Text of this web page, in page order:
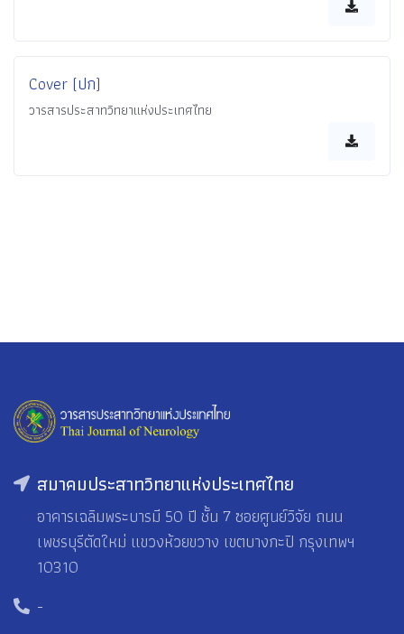
Cover (ปก)
วารสารประสาทวิทยาแห่งประเทศไทย
สมาคมประสาทวิทยาแห่งประเทศไทย
อาคารเฉลิมพระบารมี 50 ปี ชั้น 7 ซอยศูนย์วิจัย ถนน
เพชรบุรีตัดใหม่ แขวงห้วยขวาง เขตบางกะปิ กรุงเทพฯ
10310
-